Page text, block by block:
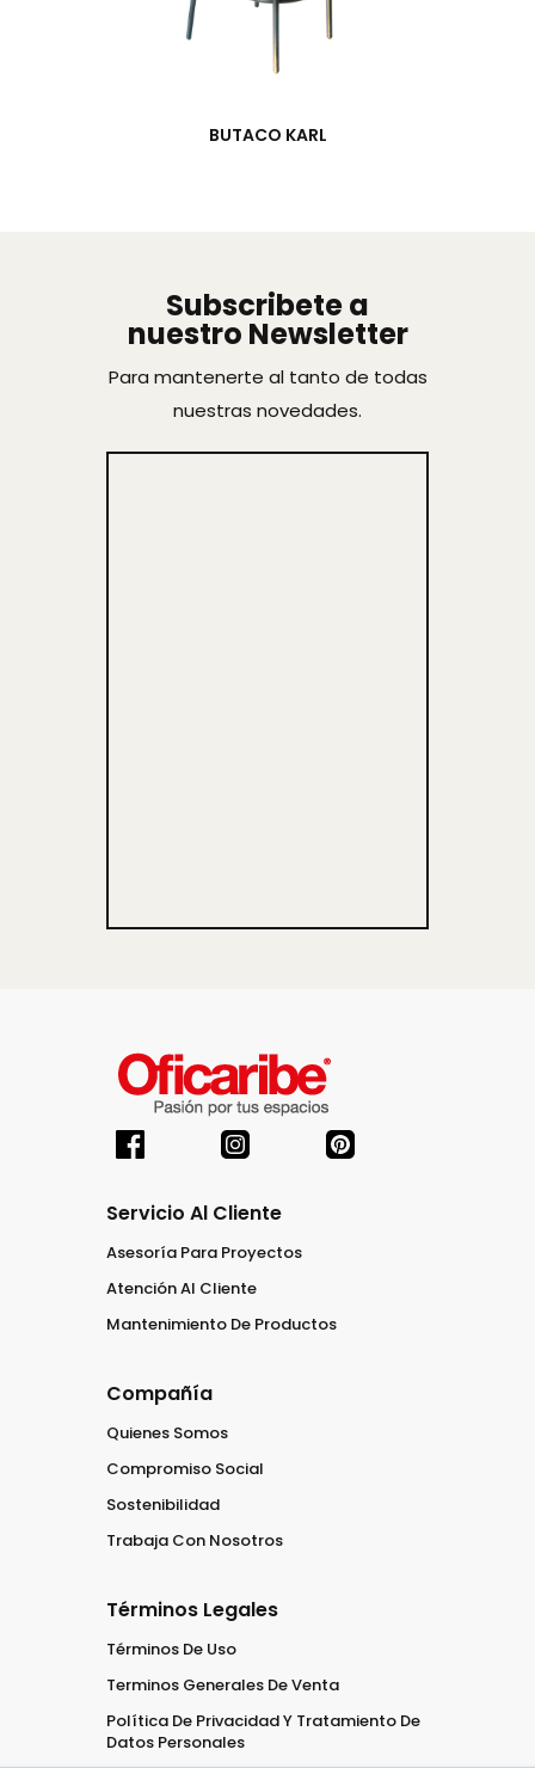
BUTACO KARL
Subscribete a
nuestro Newsletter
Para mantenerte al tanto de todas
nuestras novedades.
Servicio Al Cliente
Asesoría Para Proyectos
Atención Al Cliente
Mantenimiento De Productos
Compañía
Quienes Somos
Compromiso Social
Sostenibilidad
Trabaja Con Nosotros
Términos Legales
Términos De Uso
Terminos Generales De Venta
Política De Privacidad Y Tratamiento De
Datos Personales